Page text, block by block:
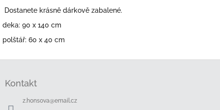
Dostanete krásně dárkově zabalené.
deka: 90 x 140 cm
polštář: 60 x 40 cm
Kontakt
z.honsova@email.cz